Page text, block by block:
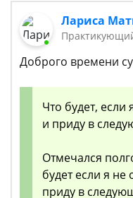
Лариса
Доброго времени
Что будет,
и приду в
Отмечался
будет если я
приду в